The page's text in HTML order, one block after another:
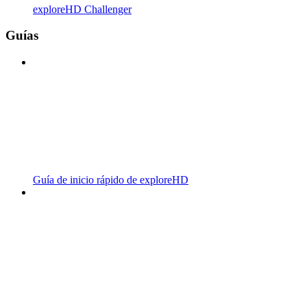
exploreHD Challenger
Guías
Guía de inicio rápido de exploreHD